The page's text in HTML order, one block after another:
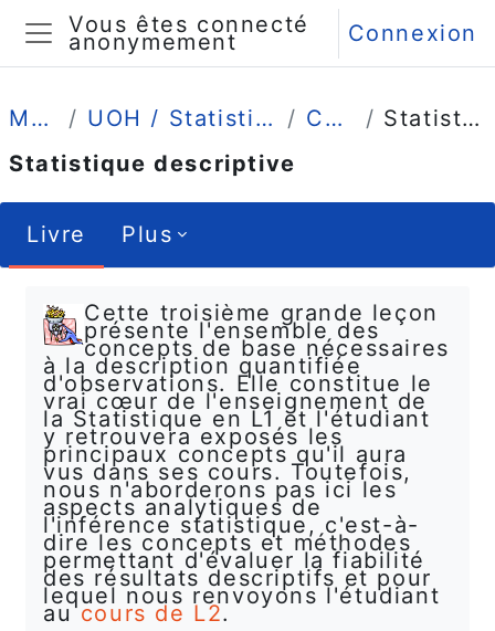
Passer au contenu principal
Panneau latéral
Vous êtes connecté
anonymement Connexion
Mes cours UOH / Statistique et Psychométrie en L1 Comprendre
Statistique descriptive
Statistique descriptive
Livre Plus
Cette troisième grande leçon
présente l'ensemble des
concepts de base nécessaires
à la description quantifiée
d'observations. Elle constitue le
vrai cœur de l'enseignement de
la Statistique en L1 et l'étudiant
y retrouvera exposés les
principaux concepts qu'il aura
vus dans ses cours. Toutefois,
nous n'aborderons pas ici les
aspects analytiques de
l'inférence statistique, c'est-à-
dire les concepts et méthodes
permettant d'évaluer la fiabilité
des résultats descriptifs et pour
lequel nous renvoyons l'étudiant
aucours de L2.